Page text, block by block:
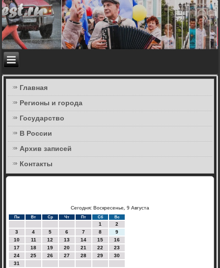
Главная
Регионы и города
Государство
В России
Архив записей
Контакты
Сегодня: Воскресенье, 9 Августа
Пн Вт Ср Чт Пт Сб Вс
1
2
3
4 5 6 7 8
9
10
11 12 13 14 15
16
17
18 19 20 21 22
23
24
25 26 27 28 29
30
31